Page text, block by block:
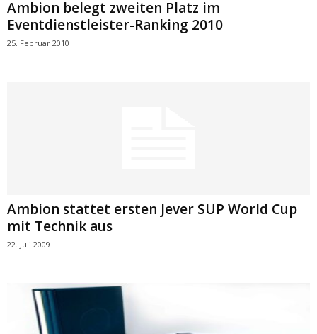
Ambion belegt zweiten Platz im
Eventdienstleister-Ranking 2010
25. Februar 2010
Ambion stattet ersten Jever SUP World Cup
mit Technik aus
22. Juli 2009